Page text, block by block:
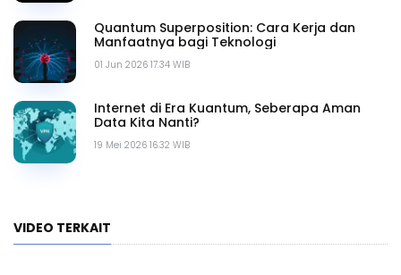
01 Jun 2026 17.34 WIB
Quantum Superposition: Cara Kerja dan
Manfaatnya bagi Teknologi
19 Mei 2026 16.32 WIB
Internet di Era Kuantum, Seberapa Aman
Data Kita Nanti?
VIDEO TERKAIT